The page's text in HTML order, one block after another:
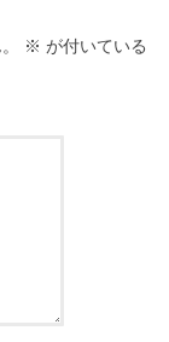
※ が付いている